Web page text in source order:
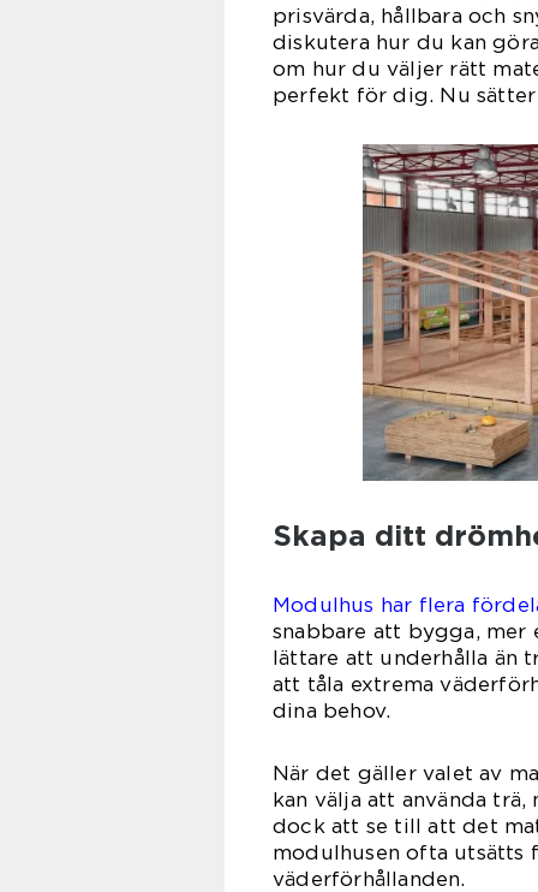
prisvärda, hållbara och
diskutera hur du kan
om hur du väljer rätt
perfekt för dig. Nu
Skapa ditt
Modulhus har flera
snabbare att bygga,
lättare att underhålla än
att tåla extrema
dina behov.
När det gäller valet av
kan välja att använda
dock att se till att det
modulhusen ofta utsätts
väderförhållanden.